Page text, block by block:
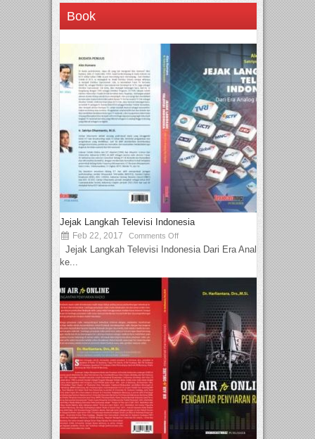
Book
Jejak Langkah Televisi Indonesia
Feb 22, 2017 Comments Off
Jejak Langkah Televisi Indonesia Dari Era Analog
ke...